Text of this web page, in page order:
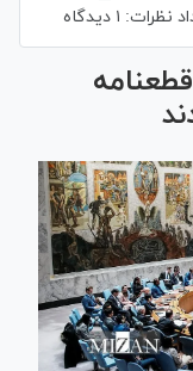
نظرات: ۱ دیدگاه